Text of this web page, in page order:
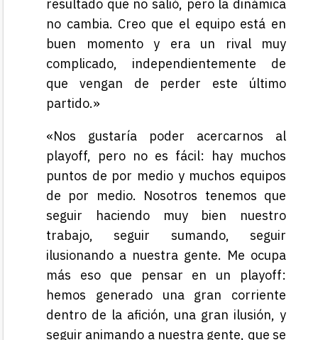
resultado que no salió, pero la dinámica
no cambia. Creo que el equipo está en
buen momento y era un rival muy
complicado, independientemente de
que vengan de perder este último
partido.»
«Nos gustaría poder acercarnos al
playoff, pero no es fácil: hay muchos
puntos de por medio y muchos equipos
de por medio. Nosotros tenemos que
seguir haciendo muy bien nuestro
trabajo, seguir sumando, seguir
ilusionando a nuestra gente. Me ocupa
más eso que pensar en un playoff:
hemos generado una gran corriente
dentro de la afición, una gran ilusión, y
seguir animando a nuestra gente, que se